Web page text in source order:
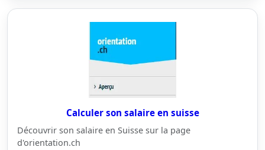
Calculer son salaire en suisse
Découvrir son salaire en Suisse sur la page
d'orientation.ch